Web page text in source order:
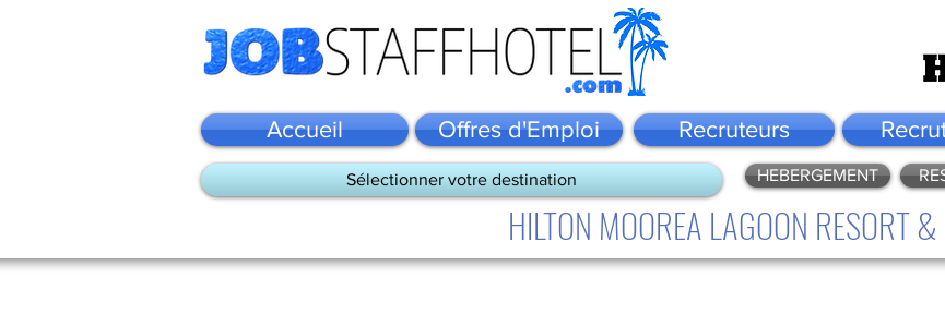
Accueil Offres d'Emploi Recruteurs
Sélectionner votre destination HEBERGEMENT
HILTON MOOREA LAGOON RESORT